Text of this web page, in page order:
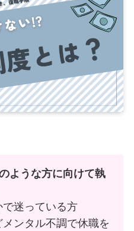
ような方に向けて執
迷っている方
ンタル不調で休職を